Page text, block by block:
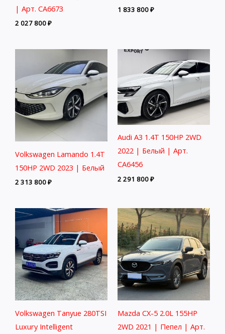
| Арт. CA6673
2 027 800₽
1 833 800₽
Volkswagen Lamando 1.4T
150HP 2WD 2023 | Белый
2 313 800₽
Audi A3 1.4T 150HP 2WD
2022 | Белый | Арт.
CA6456
2 291 800₽
Volkswagen Tanyue 280TSI
Luxury Intelligent
Mazda CX-5 2.0L 155HP
2WD 2021 | Пепел | Арт.